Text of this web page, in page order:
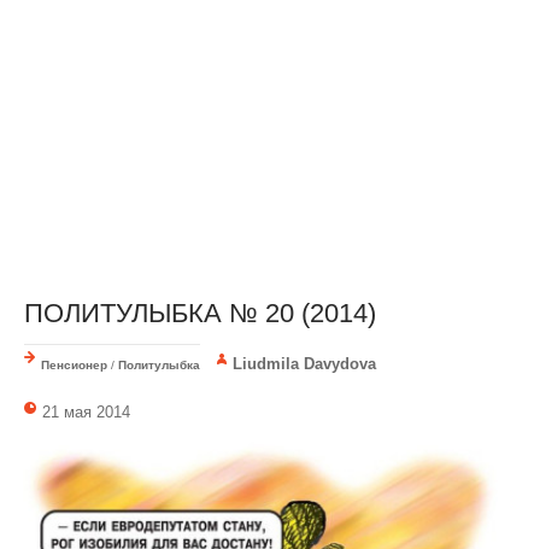
ПОЛИТУЛЫБКА № 20 (2014)
Пенсионер / Политулыбка Liudmila Davydova
21 мая 2014